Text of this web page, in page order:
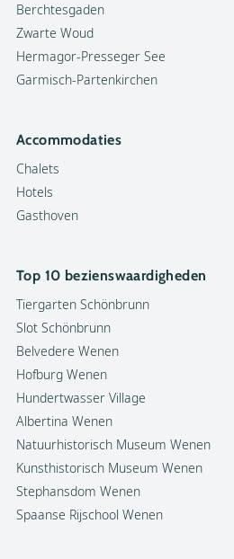
Berchtesgaden
Zwarte Woud
Hermagor-Presseger See
Garmisch-Partenkirchen
Accommodaties
Chalets
Hotels
Gasthoven
Top 10 bezienswaardigheden
Tiergarten Schönbrunn
Slot Schönbrunn
Belvedere Wenen
Hofburg Wenen
Hundertwasser Village
Albertina Wenen
Natuurhistorisch Museum Wenen
Kunsthistorisch Museum Wenen
Stephansdom Wenen
Spaanse Rijschool Wenen